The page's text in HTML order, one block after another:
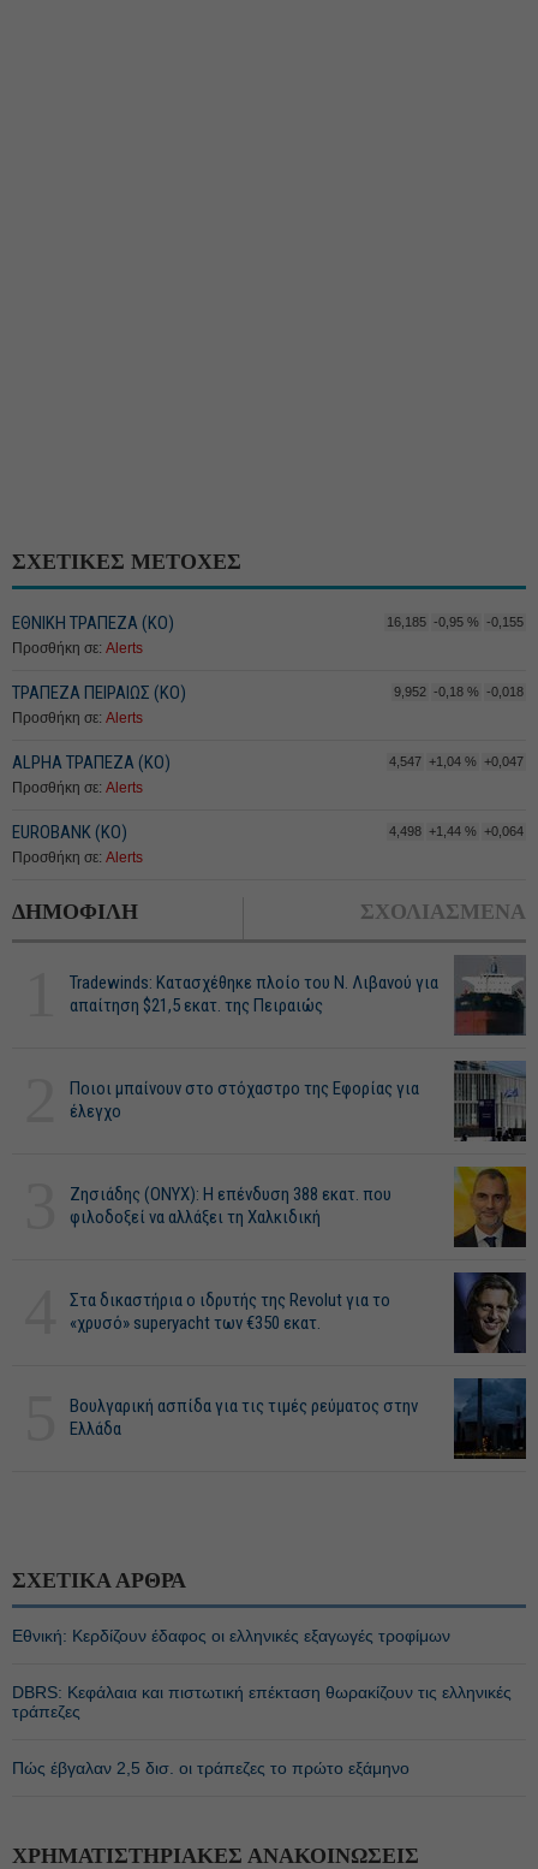
ΣΧΕΤΙΚΕΣ ΜΕΤΟΧΕΣ
ΕΘΝΙΚΗ ΤΡΑΠΕΖΑ (KO) 16,185 -0,95 % -0,155
Προσθήκη σε: Alerts
ΤΡΑΠΕΖΑ ΠΕΙΡΑΙΩΣ (ΚΟ) 9,952 -0,18 % -0,018
Προσθήκη σε: Alerts
ALPHA ΤΡΑΠΕΖΑ (ΚΟ) 4,547 +1,04 % +0,047
Προσθήκη σε: Alerts
EUROBANK (ΚΟ) 4,498 +1,44 % +0,064
Προσθήκη σε: Alerts
ΔΗΜΟΦΙΛΗ ΣΧΟΛΙΑΣΜΕΝΑ
Tradewinds: Κατασχέθηκε πλοίο του Ν. Λιβανού για
απαίτηση $21,5 εκατ. της Πειραιώς
Ποιοι μπαίνουν στο στόχαστρο της Εφορίας για
έλεγχο
Ζησιάδης (ONYX): Η επένδυση 388 εκατ. που
φιλοδοξεί να αλλάξει τη Χαλκιδική
Στα δικαστήρια ο ιδρυτής της Revolut για το
«χρυσό» superyacht των €350 εκατ.
Βουλγαρική ασπίδα για τις τιμές ρεύματος στην
Ελλάδα
ΣΧΕΤΙΚΑ ΑΡΘΡΑ
Εθνική: Κερδίζουν έδαφος οι ελληνικές εξαγωγές τροφίμων
DBRS: Κεφάλαια και πιστωτική επέκταση θωρακίζουν τις ελληνικές
τράπεζες
Πώς έβγαλαν 2,5 δισ. οι τράπεζες το πρώτο εξάμηνο
ΧΡΗΜΑΤΙΣΤΗΡΙΑΚΕΣ ΑΝΑΚΟΙΝΩΣΕΙΣ